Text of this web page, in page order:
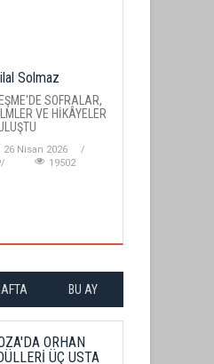
Solmaz
SOFRALAR,
VE HİKÂYELER
26 Nisan 2026
19502
BU AY
ORHAN
ÜÇ USTA